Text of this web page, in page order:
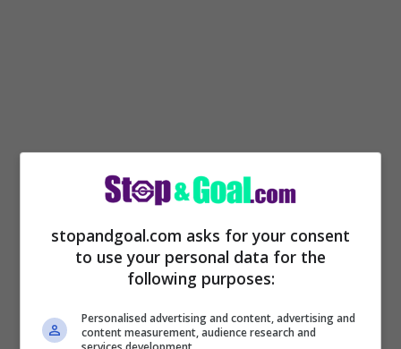
stopandgoal.com asks for your consent
to use your personal data for the
following purposes:
Personalised advertising and content, advertising and
content measurement, audience research and